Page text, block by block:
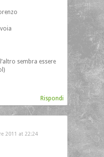
sembra essere
Rispondi
2011 at 22:24